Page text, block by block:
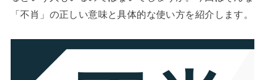
「不肖」の正しい意味と具体的な使い方を紹介します。